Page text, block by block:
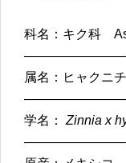
科名：キク科
————————
属名：ヒャクニ
————————
学名： Zinnia x
————————